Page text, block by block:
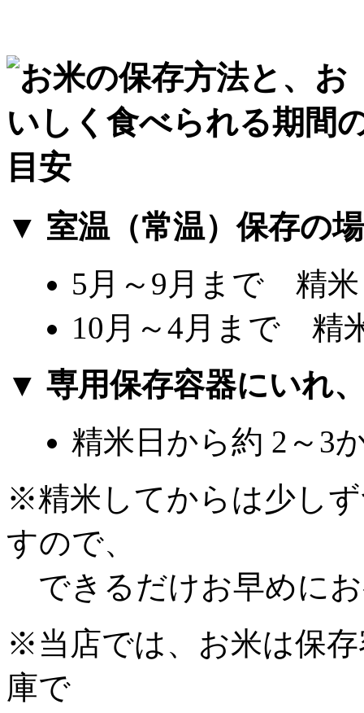
▼ 室温（常温）保存の
5月～9月まで 精米
10月～4月まで 精
▼ 専用保存容器にいれ
精米日から約 2～3
※精米してからは少し
すので、
できるだけお早めに
※当店では、お米は保
庫で